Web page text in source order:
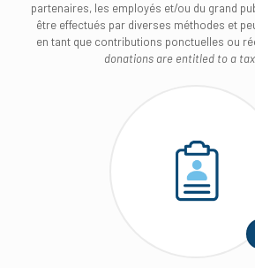
partenaires, les employés et/ou du grand
être effectués par diverses méthodes et
en tant que contributions ponctuelles ou
donations are entitled to a